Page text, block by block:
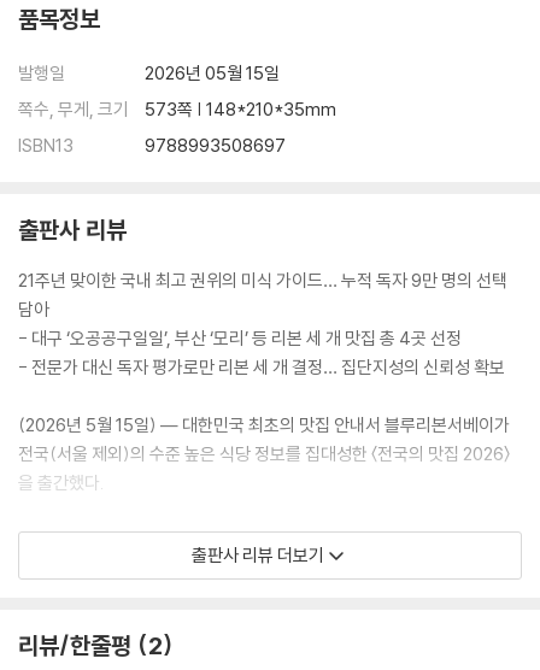
품목정보
발행일
2026년 05월 15일
쪽수, 무게, 크기
573쪽 | 148*210*35mm
ISBN13
9788993508697
출판사 리뷰
21주년 맞이한 국내 최고 권위의 미식 가이드… 누적 독자 9만 명의 선택
담아
- 대구 ‘오공공구일일’, 부산 ‘모리’ 등 리본 세 개 맛집 총 4곳 선정
- 전문가 대신 독자 평가로만 리본 세 개 결정… 집단지성의 신뢰성 확보
(2026년 5월 15일) — 대한민국 최초의 맛집 안내서 블루리본서베이가
전국(서울 제외)의 수준 높은 식당 정보를 집대성한 〈전국의 맛집 2026〉
을 출간했다.
■ 21년 역사와 독자 9만 명의 데이터가 증명하는 공신력
2006년 첫 발행 이후 올해로 21주년을 맞이한 〈블루리본서베이: 전국의
로 소개하며, 서울 지역 맛집은 매년 하반기에 별도 발행된다.
출판사 리뷰 더보기
리뷰/한줄평 2